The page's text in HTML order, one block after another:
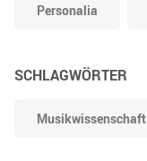
Personalia
SCHLAGWÖRTER
Musikwissenschaft